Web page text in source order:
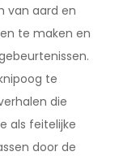
van aard en
te maken en
te
die
als feitelijke
door de